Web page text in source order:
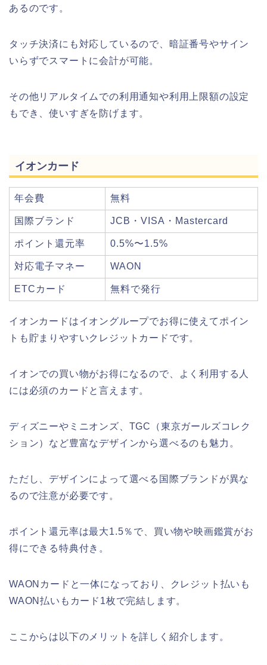
あるのです。
タッチ決済にも対応しているので、暗証番号やサイン
いらずでスマートに会計が可能。
その他リアルタイムでの利用通知や利用上限額の設定
もでき、使いすぎを防げます。
イオンカード
年会費 無料
国際ブランド JCB・VISA・Mastercard
ポイント還元率 0.5%〜1.5%
対応電子マネー WAON
ETCカード 無料で発行
イオンカードはイオングループでお得に使えてポイン
トも貯まりやすいクレジットカードです。
イオンでの買い物がお得になるので、よく利用する人
には必須のカードと言えます。
ディズニーやミニオンズ、TGC（東京ガールズコレク
ション）など豊富なデザインから選べるのも魅力。
ただし、デザインによって選べる国際ブランドが異な
るので注意が必要です。
ポイント還元率は最大1.5％で、買い物や映画鑑賞がお
得にできる特典付き。
WAONカードと一体になっており、クレジット払いも
WAON払いもカード1枚で完結します。
ここからは以下のメリットを詳しく紹介します。